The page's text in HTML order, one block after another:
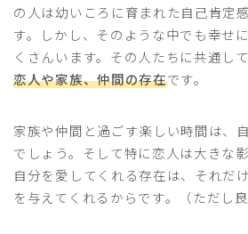
の人は幼いころに育まれた自己肯定
す。しかし、そのような中でも幸せ
くさんいます。その人たちに共通して
恋人や家族、仲間の存在です。
家族や仲間と過ごす楽しい時間は、
でしょう。そして特に恋人は大きな
自分を愛してくれる存在は、それだ
を与えてくれるからです。（ただし